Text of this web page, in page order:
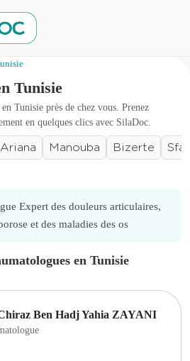
Tunisie
Tunisie près de chez vous. Prenez
en quelques clics avec SilaDoc.
Ariana Manouba Bizerte
Expert des douleurs articulaires,
et des maladies des os
en Tunisie
Ben Hadj Yahia ZAYANI